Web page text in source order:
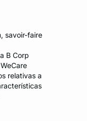
savoir-faire
B Corp
relativas a